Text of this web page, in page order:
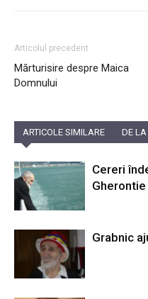
Articolul precedent
Mărturisire despre Maica
Domnului
ARTICOLE SIMILARE DE
Cereri
Gherontie
Grabnic